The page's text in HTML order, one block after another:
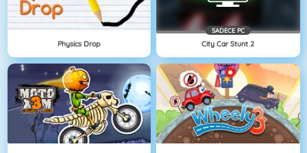
Physics Drop
SADECE PC
City Car Stunt 2